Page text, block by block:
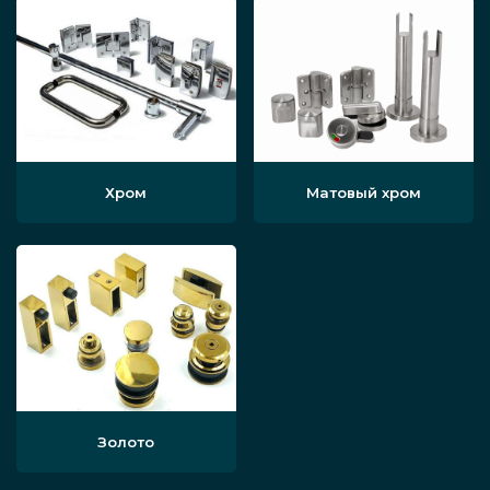
свяжется наш менеджер, чтобы обсудить
производство и установку.
После этого при необходимости к вам
приедет специалист. Он смотрит, как
Начинается производство изделия.
Проект согласуется с заказчиком.
Готовый продукт доставляется на
локацию, настенное или напольное
Хром Матовый хром
Золото